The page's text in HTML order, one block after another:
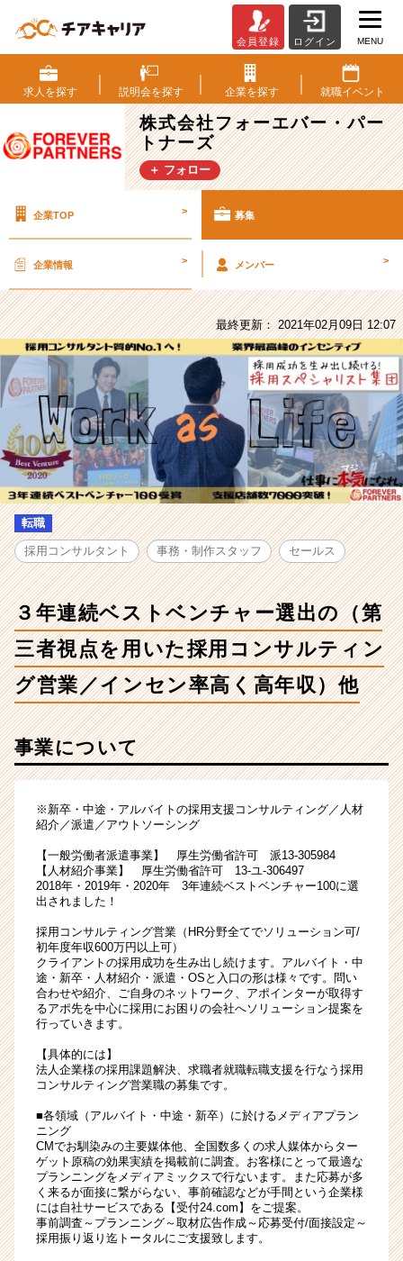
式
会
社
フ
ォ
ー
エ
パ
ナ
の
用/
求
人
-
３
年
連
ベ
ス
ン
チ
ャ
選
三
視
点
用
い
用
コ
ン
サ
ル
ン
グ
／
イ
ン
セ
ン
率
会員登録 ログイン MENU
求人を探す 説明会を探す 企業を探す 就職イベント
株式会社フォーエバー・パー
トナーズ
＋ フォロー
企業TOP > 募集
企業情報 > メンバー >
最終更新： 2021年02月09日 12:07
転職
採用コンサルタント 事務・制作スタッフ セールス
３年連続ベストベンチャー選出の（第
三者視点を用いた採用コンサルティン
グ営業／インセン率高く高年収）他
事業について
※新卒・中途・アルバイトの採用支援コンサルティング／人材
紹介／派遣／アウトソーシング
【一般労働者派遣事業】 厚生労働省許可 派13-305984
【人材紹介事業】 厚生労働省許可 13-ユ-306497
2018年・2019年・2020年 3年連続ベストベンチャー100に選
出されました！
採用コンサルティング営業（HR分野全てでソリューション可/
初年度年収600万円以上可）
クライアントの採用成功を生み出し続けます。アルバイト・中
途・新卒・人材紹介・派遣・OSと入口の形は様々です。問い
合わせや紹介、ご自身のネットワーク、アポインターが取得す
るアポ先を中心に採用にお困りの会社へソリューション提案を
行っていきます。
【具体的には】
法人企業様の採用課題解決、求職者就職転職支援を行なう採用
コンサルティング営業職の募集です。
■各領域（アルバイト・中途・新卒）に於けるメディアプラン
ニング
CMでお馴染みの主要媒体他、全国数多くの求人媒体からター
ゲット原稿の効果実績を掲載前に調査。お客様にとって最適な
プランニングをメディアミックスで行ないます。また応募が多
く来るが面接に繋がらない、事前確認などが手間という企業様
には自社サービスである【受付24.com】をご提案。
事前調査～プランニング～取材広告作成～応募受付/面接設定～
採用振り返り迄トータルにご支援致します。